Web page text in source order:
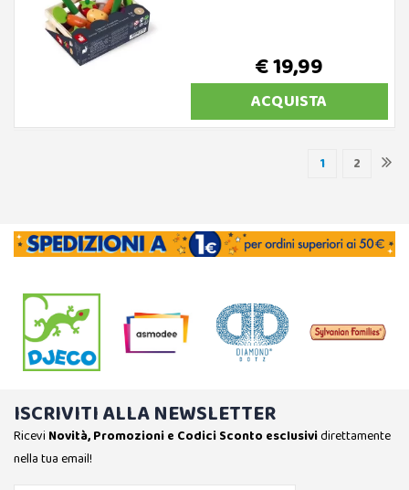
€ 19,99
ACQUISTA
1 2
ISCRIVITI ALLA NEWSLETTER
Ricevi Novità, Promozioni e Codici Sconto esclusividirettamente
nella tua email!